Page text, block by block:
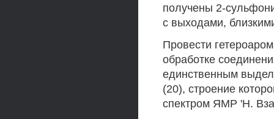
получены 2-
с выходами,
Провести
обработке
единственным
(20), строение
спектром ЯМР 'Н.